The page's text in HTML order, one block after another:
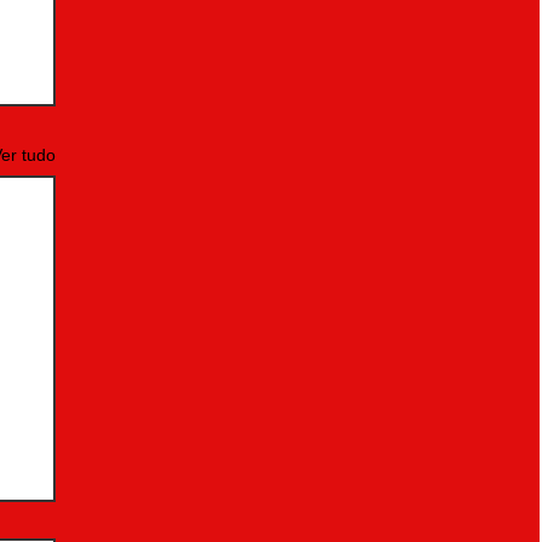
tudo